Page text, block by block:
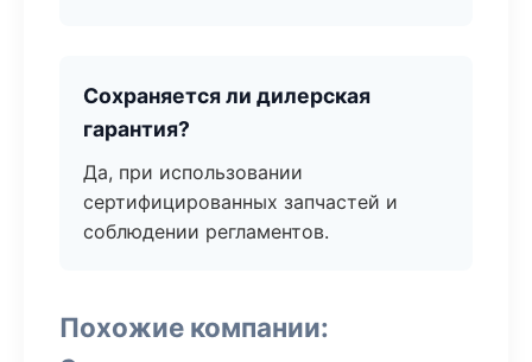
Сохраняется ли дилерская
гарантия?
Да, при использовании
сертифицированных запчастей и
соблюдении регламентов.
Похожие компании: